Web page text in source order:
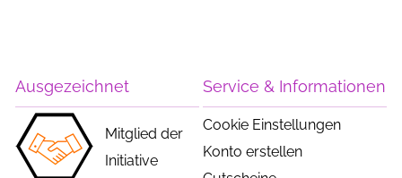
Ausgezeichnet
Mitglied der
Initiative
Service & Informationen
Cookie Einstellungen
Konto erstellen